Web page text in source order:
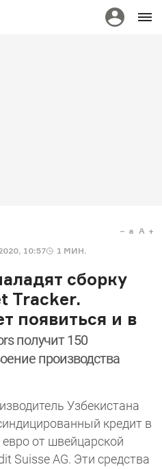
10:57 1 МИН.
a A
сборку
Tracker.
появиться и в
получит 150
производства
Узбекистана
кредит в
от швейцарской
Suisse AG. Эти средства